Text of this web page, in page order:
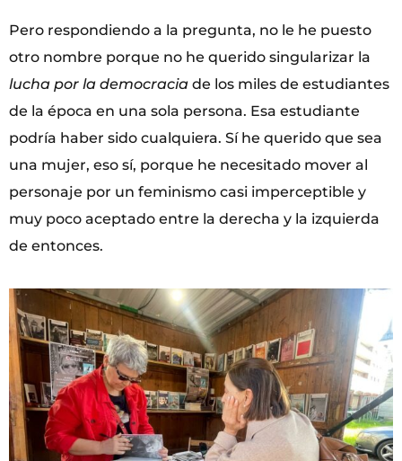
Pero respondiendo a la pregunta, no le he puesto
otro nombre porque no he querido singularizar la
lucha por la democracia de los miles de estudiantes
de la época en una sola persona. Esa estudiante
podría haber sido cualquiera. Sí he querido que sea
una mujer, eso sí, porque he necesitado mover al
personaje por un feminismo casi imperceptible y
muy poco aceptado entre la derecha y la izquierda
de entonces.